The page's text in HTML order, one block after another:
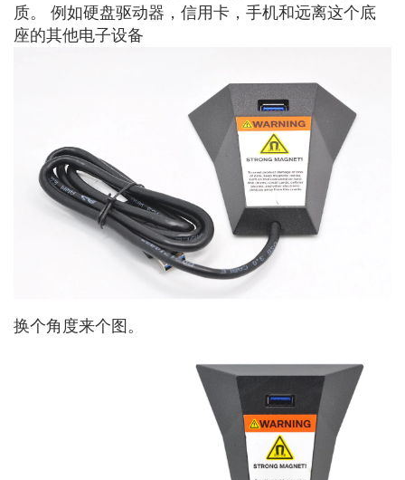
质。 例如硬盘驱动器，信用卡，手机和远离这个底
座的其他电子设备
换个角度来个图。